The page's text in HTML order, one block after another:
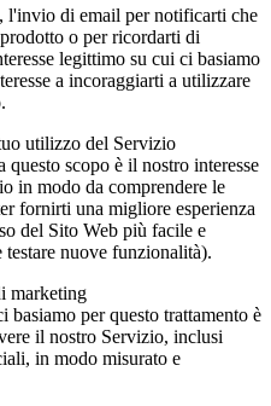
l'invio di email per notificarti che
o per ricordarti di
legittimo su cui ci basiamo
a incoraggiarti a utilizzare
utilizzo del Servizio
scopo è il nostro interesse
in modo da comprendere le
fornirti una migliore esperienza
del Sito Web più facile e
nuove funzionalità).
marketing
basiamo per questo trattamento è
il nostro Servizio, inclusi
in modo misurato e